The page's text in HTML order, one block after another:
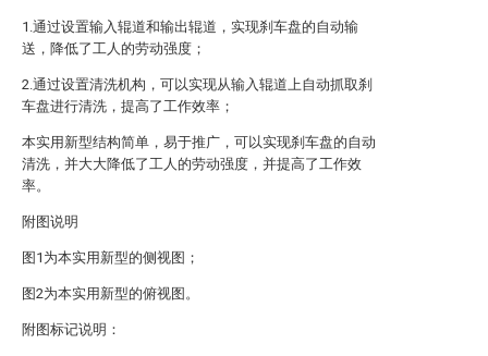
1.通过设置输入辊道和输出辊道，实现刹车盘的自动输
送，降低了工人的劳动强度；
2.通过设置清洗机构，可以实现从输入辊道上自动抓取刹
车盘进行清洗，提高了工作效率；
本实用新型结构简单，易于推广，可以实现刹车盘的自动
清洗，并大大降低了工人的劳动强度，并提高了工作效
率。
附图说明
图1为本实用新型的侧视图；
图2为本实用新型的俯视图。
附图标记说明：